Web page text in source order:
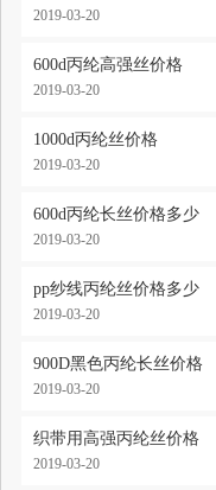
2019-03-20
600d丙纶高强丝价格
2019-03-20
1000d丙纶丝价格
2019-03-20
600d丙纶长丝价格多少
2019-03-20
pp纱线丙纶丝价格多少
2019-03-20
900D黑色丙纶长丝价格
2019-03-20
织带用高强丙纶丝价格
2019-03-20